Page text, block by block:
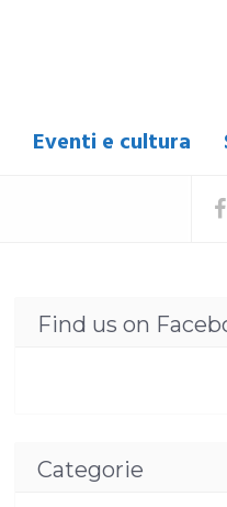
Eventi e cultura
Find us on
Categorie